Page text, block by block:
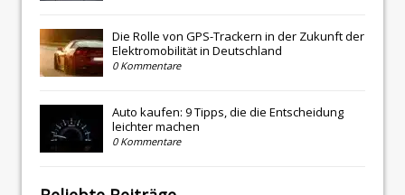
Die Rolle von GPS-Trackern in der Zukunft der
Elektromobilität in Deutschland
0 Kommentare
Auto kaufen: 9 Tipps, die die Entscheidung
leichter machen
0 Kommentare